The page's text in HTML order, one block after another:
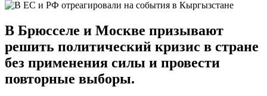
В Брюсселе и Москве призывают
решить политический кризис в стране
без применения силы и провести
повторные выборы.